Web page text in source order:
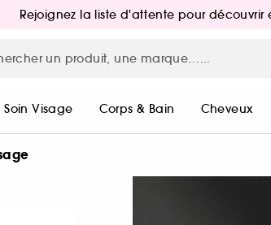
Rejoignez la liste d'attente pour
Soin Visage Corps & Bain Cheveux